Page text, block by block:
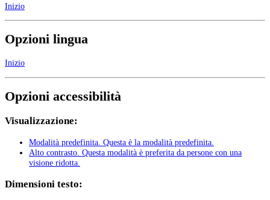
Inizio
Opzioni lingua
Inizio
Opzioni accessibilità
Visualizzazione:
Modalità predefinita . Questa è la modalità predefinita.
Alto contrasto . Questa modalità è preferita da persone con una
visione ridotta.
Dimensioni testo: